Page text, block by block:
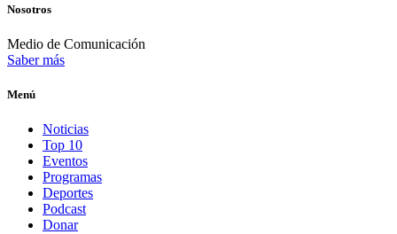
Nosotros
Medio de Comunicación
Saber más
Menú
Noticias
Top 10
Eventos
Programas
Deportes
Podcast
Donar